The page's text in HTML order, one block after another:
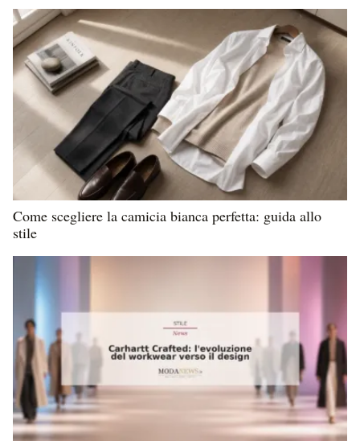
Come scegliere la camicia bianca perfetta: guida allo
stile